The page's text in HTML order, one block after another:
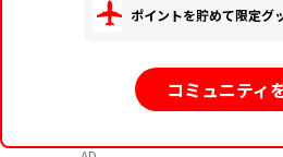
ポイントを貯めて限定グ
コミュニティ